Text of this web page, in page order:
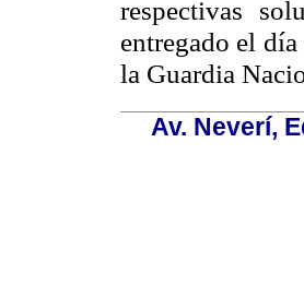
respectivas
entregado el
la Guardia
Av. Neverí,